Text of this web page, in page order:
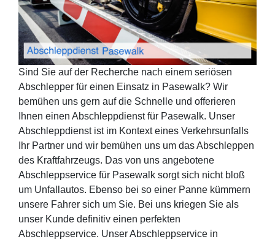
Sind Sie auf der Recherche nach einem seriösen
Abschlepper für einen Einsatz in Pasewalk? Wir
bemühen uns gern auf die Schnelle und offerieren
Ihnen einen Abschleppdienst für Pasewalk. Unser
Abschleppdienst ist im Kontext eines Verkehrsunfalls
Ihr Partner und wir bemühen uns um das Abschleppen
des Kraftfahrzeugs. Das von uns angebotene
Abschleppservice für Pasewalk sorgt sich nicht bloß
um Unfallautos. Ebenso bei so einer Panne kümmern
unsere Fahrer sich um Sie. Bei uns kriegen Sie als
unser Kunde definitiv einen perfekten
Abschleppservice. Unser Abschleppservice in